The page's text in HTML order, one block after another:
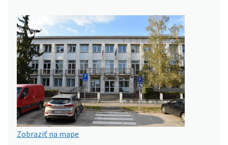
Zobraziť na mape